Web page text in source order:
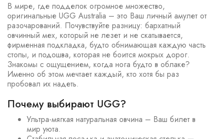
В мире, где подделок огромное множество,
оригинальные UGG Australia – это Ваш личный амулет от
разочарований. Почувствуйте разницу: бархатный
овчинный мех, который не лезет и не скатывается,
фирменная подкладка, будто обнимающая каждую часть
стопы, и подошва, которая не боится мокрых дорог.
Знакомы с ощущением, когда нога будто в облаке?
Именно об этом мечтает каждый, кто хотя бы раз
пробовал их надеть.
Почему выбирают UGG?
Ультра-мягкая натуральная овчина – Ваш билет в
мир уюта.